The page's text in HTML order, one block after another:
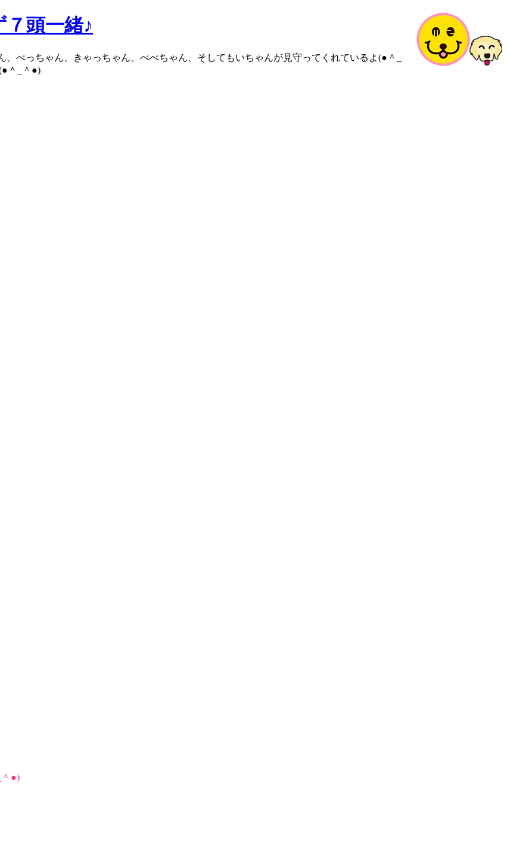
頭一緒♪
べっちゃん、きゃっちゃん、べべちゃん、そしてもいちゃんが見守ってくれているよ(●＾_
＾_＾●)
●)